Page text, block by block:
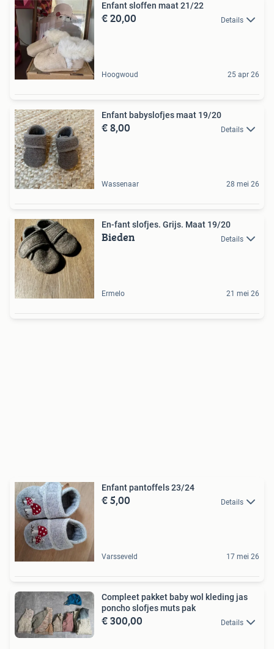
Enfant sloffen maat 21/22
€ 20,00 Details
Hoogwoud 25 apr 26
Enfant babyslofjes maat 19/20
€ 8,00 Details
Wassenaar 28 mei 26
En-fant slofjes. Grijs. Maat 19/20
Bieden Details
Ermelo 21 mei 26
Enfant pantoffels 23/24
€ 5,00 Details
Varsseveld 17 mei 26
Compleet pakket baby wol kleding jas
poncho slofjes muts pak
€ 300,00 Details